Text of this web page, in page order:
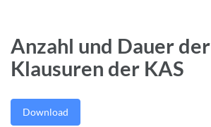
Anzahl und Dauer der
Klausuren der KAS
Download